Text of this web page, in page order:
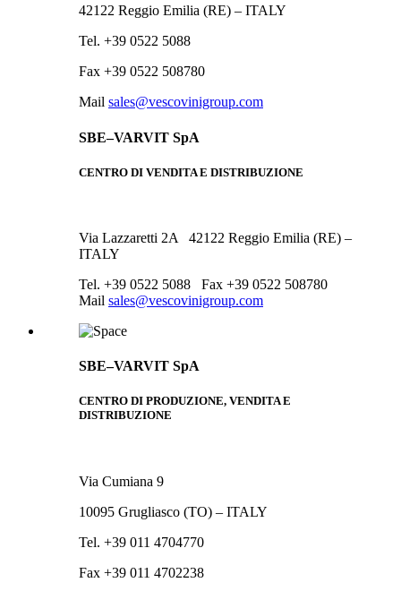
42122 Reggio Emilia (RE) – ITALY
Tel. +39 0522 5088
Fax +39 0522 508780
Mail sales@vescovinigroup.com
SBE–VARVIT SpA
CENTRO DI VENDITA E DISTRIBUZIONE
Via Lazzaretti 2A 42122 Reggio Emilia (RE) –
ITALY
Tel. +39 0522 5088 Fax +39 0522 508780
Mail sales@vescovinigroup.com
SBE–VARVIT SpA
CENTRO DI PRODUZIONE, VENDITA E
DISTRIBUZIONE
Via Cumiana 9
10095 Grugliasco (TO) – ITALY
Tel. +39 011 4704770
Fax +39 011 4702238